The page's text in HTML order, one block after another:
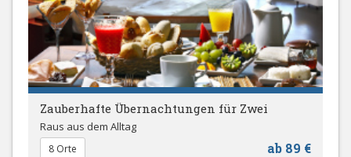
Zauberhafte Übernachtungen für Zwei
Raus aus dem Alltag
ab 89 €
8 Orte